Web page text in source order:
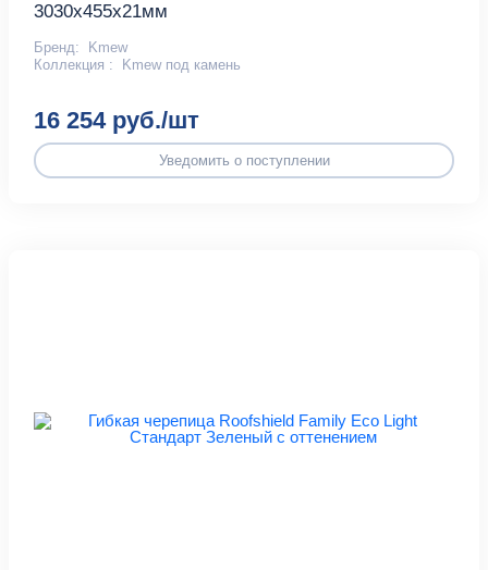
3030х455х21мм
Бренд:
Kmew
Коллекция :
Kmew под камень
16 254 руб./шт
Уведомить о поступлении